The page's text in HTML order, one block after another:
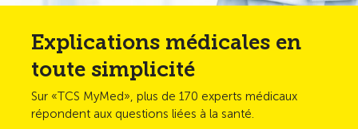
Explications médicales en
toute simplicité
Sur «TCS MyMed», plus de 170 experts médicaux
répondent aux questions liées à la santé.